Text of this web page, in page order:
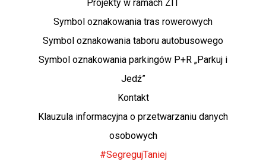
Projekty w ramach ZIT
Symbol oznakowania tras rowerowych
Symbol oznakowania taboru autobusowego
Symbol oznakowania parkingów P+R „Parkuj i
Jedź”
Kontakt
Klauzula informacyjna o przetwarzaniu danych
osobowych
#SegregujTaniej